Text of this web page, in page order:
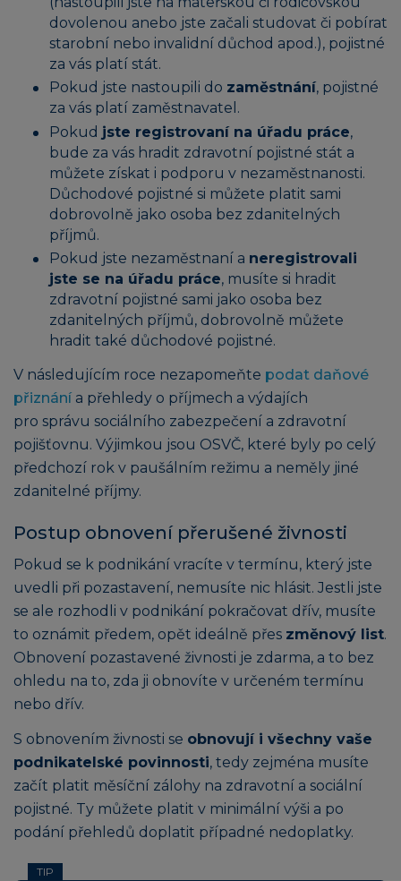
dovolenou anebo jste začali studovat či pobírat
starobní nebo invalidní důchod apod.), pojistné
za vás platí stát.
Pokud jste nastoupili do zaměstnání, pojistné
za vás platí zaměstnavatel.
Pokud jste registrovaní na úřadu práce,
bude za vás hradit zdravotní pojistné stát a
můžete získat i podporu v nezaměstnanosti.
Důchodové pojistné si můžete platit sami
dobrovolně jako osoba bez zdanitelných
příjmů.
Pokud jste nezaměstnaní a neregistrovali
jste se na úřadu práce, musíte si hradit
zdravotní pojistné sami jako osoba bez
zdanitelných příjmů, dobrovolně můžete
hradit také důchodové pojistné.
V následujícím roce nezapomeňte podat daňové
přiznání a přehledy o příjmech a výdajích
pro správu sociálního zabezpečení a zdravotní
pojišťovnu. Výjimkou jsou OSVČ, které byly po celý
předchozí rok v paušálním režimu a neměly jiné
zdanitelné příjmy.
Postup obnovení přerušené živnosti
Pokud se k podnikání vracíte v termínu, který jste
uvedli při pozastavení, nemusíte nic hlásit. Jestli jste
se ale rozhodli v podnikání pokračovat dřív, musíte
to oznámit předem, opět ideálně přes změnový list.
Obnovení pozastavené živnosti je zdarma, a to bez
ohledu na to, zda ji obnovíte v určeném termínu
nebo dřív.
S obnovením živnosti se obnovují i všechny vaše
podnikatelské povinnosti, tedy zejména musíte
začít platit měsíční zálohy na zdravotní a sociální
pojistné. Ty můžete platit v minimální výši a po
podání přehledů doplatit případné nedoplatky.
TIP